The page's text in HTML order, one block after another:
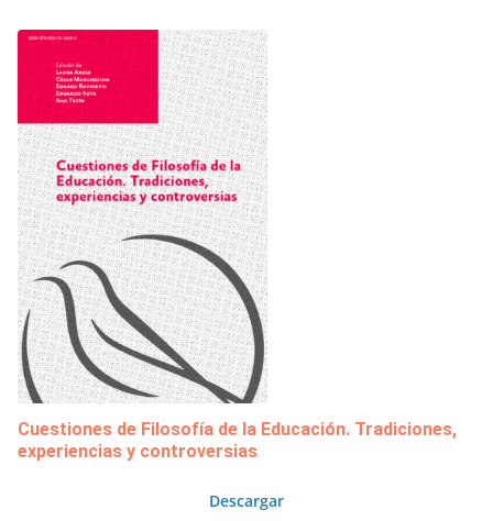
Cuestiones de Filosofía de la Educación. Tradiciones,
experiencias y controversias
Descargar